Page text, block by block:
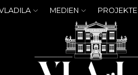
MEDIEN PROJEKTE